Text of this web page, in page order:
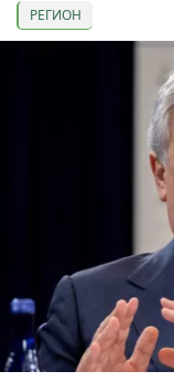
РЕГИОН